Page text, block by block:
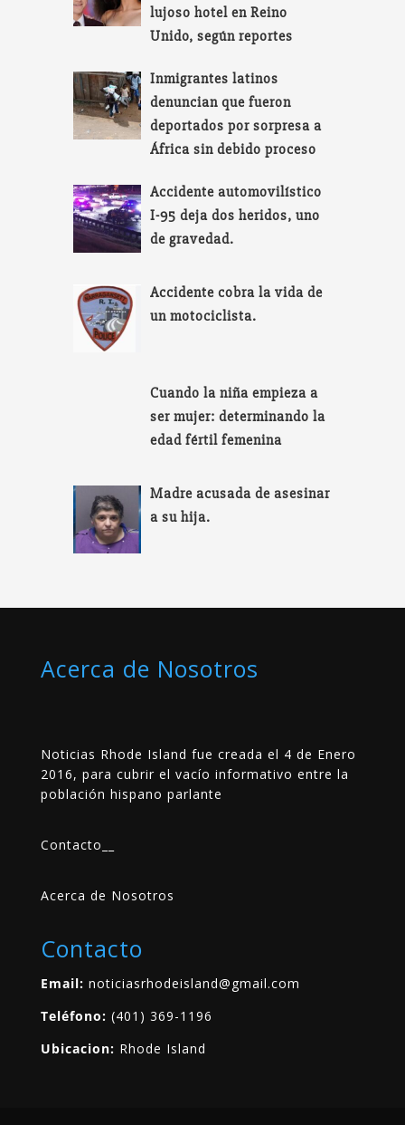
lujoso hotel en Reino
Unido, según reportes
Inmigrantes latinos
denuncian que fueron
deportados por sorpresa a
África sin debido proceso
Accidente automovilístico
I-95 deja dos heridos, uno
de gravedad.
Accidente cobra la vida de
un motociclista.
Cuando la niña empieza a
ser mujer: determinando la
edad fértil femenina
Madre acusada de asesinar
a su hija.
Acerca de Nosotros
Noticias Rhode Island fue creada el 4 de Enero
2016, para cubrir el vacío informativo entre la
población hispano parlante
Contacto
Acerca de Nosotros
Contacto
Email: noticiasrhodeisland@gmail.com
Teléfono: (401) 369-1196
Ubicacion: Rhode Island